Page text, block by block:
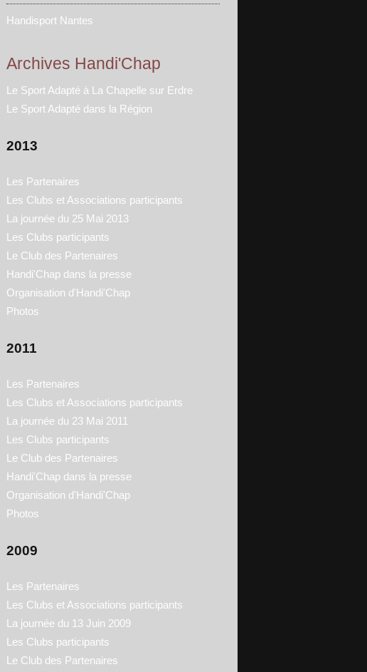
Handisport Nantes
Archives Handi'Chap
Le Sport Adapté à La Chapelle sur Erdre
Le Sport Adapté dans la Région
2013
Les Partenaires
Les Clubs et Associations participants
La journée du 25 Mai 2013
Les Clubs participants
Le Club des Partenaires
Handi'Chap dans la presse
Organisation d'Handi'Chap
Photos
2011
Les Partenaires
Les Clubs et Associations participants
La journée du 23 Mai 2011
Les Clubs participants
Le Club des Partenaires
Handi'Chap dans la presse
Organisation d'Handi'Chap
Photos
2009
Les Partenaires
Les Clubs et Associations participants
La journée du 13 Juin 2009
Les Clubs participants
Le Club des Partenaires